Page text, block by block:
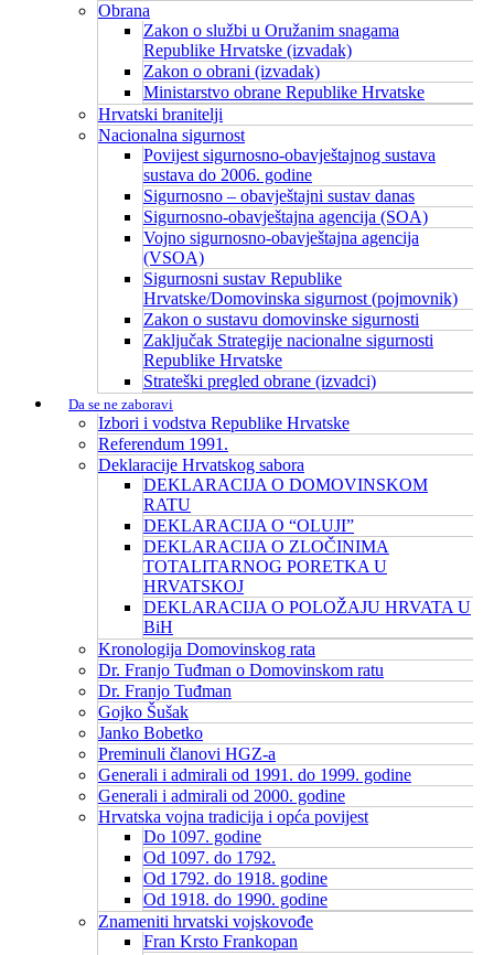
Obrana
Zakon o službi u Oružanim snagama
Republike Hrvatske (izvadak)
Zakon o obrani (izvadak)
Ministarstvo obrane Republike Hrvatske
Hrvatski branitelji
Nacionalna sigurnost
Povijest sigurnosno-obavještajnog sustava
sustava do 2006. godine
Sigurnosno – obavještajni sustav danas
Sigurnosno-obavještajna agencija (SOA)
Vojno sigurnosno-obavještajna agencija
(VSOA)
Sigurnosni sustav Republike
Hrvatske/Domovinska sigurnost (pojmovnik)
Zakon o sustavu domovinske sigurnosti
Zaključak Strategije nacionalne sigurnosti
Republike Hrvatske
Strateški pregled obrane (izvadci)
Da se ne zaboravi
Izbori i vodstva Republike Hrvatske
Referendum 1991.
Deklaracije Hrvatskog sabora
DEKLARACIJA O DOMOVINSKOM
RATU
DEKLARACIJA O “OLUJI”
DEKLARACIJA O ZLOČINIMA
TOTALITARNOG PORETKA U
HRVATSKOJ
DEKLARACIJA O POLOŽAJU HRVATA U
BiH
Kronologija Domovinskog rata
Dr. Franjo Tuđman o Domovinskom ratu
Dr. Franjo Tuđman
Gojko Šušak
Janko Bobetko
Preminuli članovi HGZ-a
Generali i admirali od 1991. do 1999. godine
Generali i admirali od 2000. godine
Hrvatska vojna tradicija i opća povijest
Do 1097. godine
Od 1097. do 1792.
Od 1792. do 1918. godine
Od 1918. do 1990. godine
Znameniti hrvatski vojskovođe
Fran Krsto Frankopan